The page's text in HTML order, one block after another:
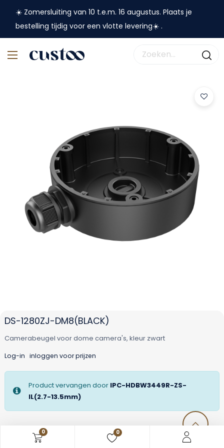
0 0
☀️ Zomersluiting van 10 t.e.m. 16 augustus. Plaats je
bestelling tijdig voor een vlotte levering☀️ .
DS-1280ZJ-DM8(BLACK)
Camerabeugel voor dome camera's, kleur zwart
Log-in inloggen voor prijzen
Product vervangen door IPC-HDBW3449R-ZS-
IL(2.7-13.5mm)